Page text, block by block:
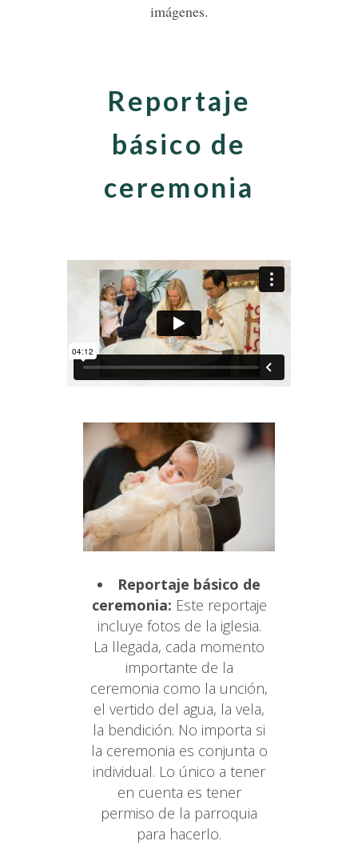
imágenes.
Reportaje
básico de
ceremonia
Reportaje básico de
ceremonia: Este reportaje
incluye fotos de la iglesia.
La llegada, cada momento
importante de la
ceremonia como la unción,
el vertido del agua, la vela,
la bendición. No importa si
la ceremonia es conjunta o
individual. Lo único a tener
en cuenta es tener
permiso de la parroquia
para hacerlo.